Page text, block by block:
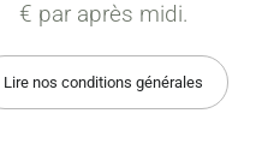
€ par après midi.
Lire nos conditions générales